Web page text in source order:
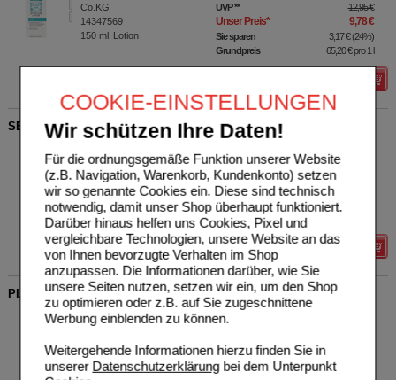
COOKIE-EINSTELLUNGEN
Wir schützen Ihre Daten!
Für die ordnungsgemäße Funktion unserer Website
(z.B. Navigation, Warenkorb, Kundenkonto) setzen
wir so genannte Cookies ein. Diese sind technisch
notwendig, damit unser Shop überhaupt funktioniert.
Darüber hinaus helfen uns Cookies, Pixel und
vergleichbare Technologien, unsere Website an das
von Ihnen bevorzugte Verhalten im Shop
anzupassen. Die Informationen darüber, wie Sie
unsere Seiten nutzen, setzen wir ein, um den Shop
zu optimieren oder z.B. auf Sie zugeschnittene
Werbung einblenden zu können.
Weitergehende Informationen hierzu finden Sie in
unserer Datenschutzerklärungbei dem Unterpunkt
Co.KG
14347569
150 ml Lotion
UVP** 12,95 €
Unser Preis* 9,78 €
Sie sparen 3,17 €(24%)
Grundpreis
65,20 €pro 1 l
SEBAMED Sonnenschutz Spray LSF 30
Co.KG
14347552
150ml Spray
UVP**
Unser Preis*
Sie sparen 2,59 €
Grundpreis
69,07 €
Max. Abgabe:
PIZ BUIN Tan & Protect Sun Oil Spray LSF 15
Kenvue Germany GmbH
(CHC)
17258955
150ml Spray
Unser Preis
Sie sparen
Grundpreis
47,93 €